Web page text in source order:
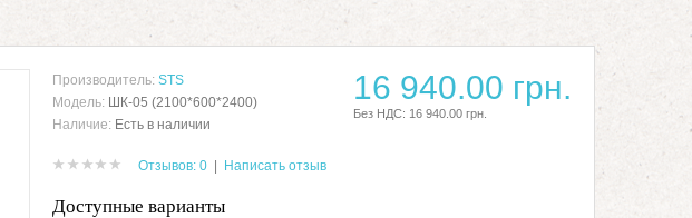
16 940.00 грн.
Без НДС: 16 940.00 грн.
Производитель: STS
Модель: ШК-05 (2100*600*2400)
Наличие: Есть в наличии
Отзывов: 0 | Написать отзыв
Доступные варианты